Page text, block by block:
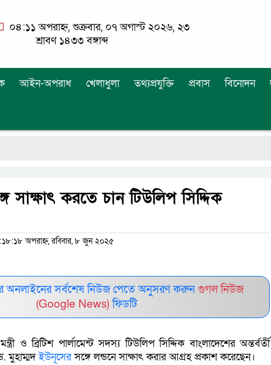
০৪:১১ অপরাহ্ন, শুক্রবার, ০৭ অগাস্ট ২০২৬, ২৩
শ্রাবণ ১৪৩৩ বঙ্গাব্দ
আইন-অপরাধ খেলাধুলা তথ্যপ্রযুক্তি প্রবাস বিনোদন
সাক্ষাৎ করতে চান টিউলিপ সিদ্দিক
অপরাহ্ন, রবিবার, ৮ জুন ২০২৫
অনলাইনের সর্বশেষ নিউজ পেতে অনুসরণ করুনগুগল নিউজ
(Google News) ফিডটি
ও ব্রিটিশ পার্লামেন্ট সদস্য টিউলিপ সিদ্দিক বাংলাদেশের অন্তর্বর্তী
মুহাম্মদইউনূসেরসঙ্গে লন্ডনে সাক্ষাৎ করার আগ্রহ প্রকাশ করেছেন।